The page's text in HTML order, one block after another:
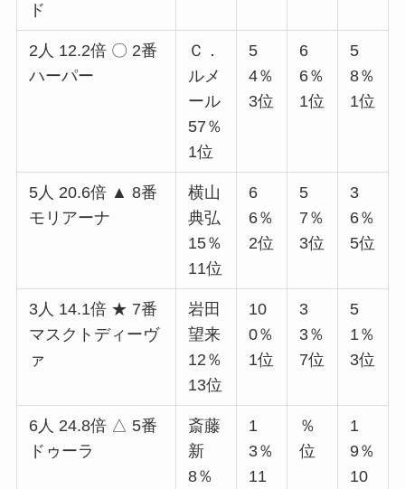
ド
2人 12.2倍 〇 2番
ハーパー
Ｃ．
ルメ
ール
57％
1位
5
4％
3位
6
6％
1位
5
8％
1位
5人 20.6倍 ▲ 8番
モリアーナ
横山
典弘
15％
11位
6
6％
2位
5
7％
3位
3
6％
5位
3人 14.1倍 ★ 7番
マスクトディーヴ
ァ
岩田
望来
12％
13位
10
0％
1位
3
3％
7位
5
1％
3位
6人 24.8倍 △ 5番
ドゥーラ
斎藤
新
8％
1
3％
11
％
位
1
9％
10